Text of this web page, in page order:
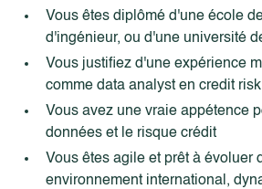
Vous êtes diplômé d'une école
d'ingénieur, ou d'une université
Vous justifiez d'une expérience
comme data analyst en credit risk
Vous avez une vraie appétence
données et le risque crédit
Vous êtes agile et prêt à évoluer
environnement international,